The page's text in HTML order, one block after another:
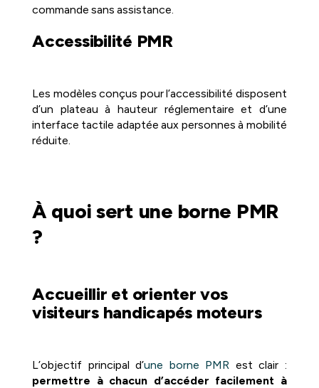
commande sans assistance.
Accessibilité PMR
Les modèles conçus pour l’accessibilité disposent
d’un plateau à hauteur réglementaire et d’une
interface tactile adaptée aux personnes à mobilité
réduite.
À quoi sert une borne PMR
?
Accueillir et orienter vos
visiteurs handicapés moteurs
L’objectif principal d’une borne PMR est clair :
permettre à chacun d’accéder facilement à